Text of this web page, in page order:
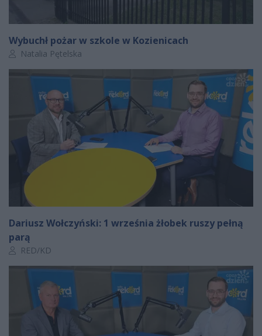
Wybuchł pożar w szkole w Kozienicach
Autor artykułu:
Natalia Pętelska
Dariusz Wołczyński: 1 września żłobek ruszy pełną
parą
Autor artykułu:
RED/KD